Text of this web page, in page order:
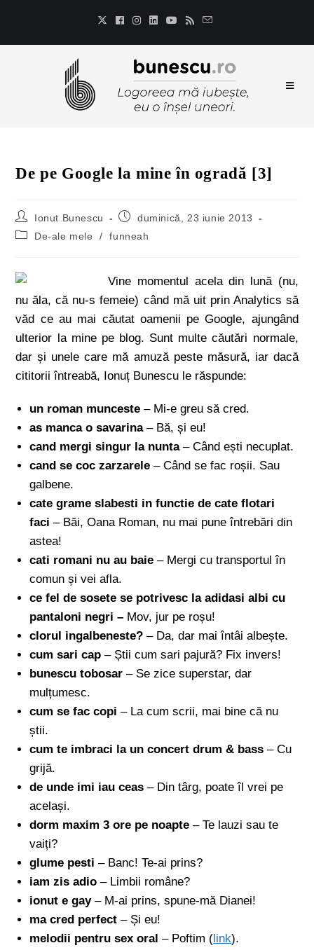
De pe Google la mine în ogradă [3]
Ionut Bunescu
duminică, 23 iunie 2013
De-ale mele
/ funneah
Vine momentul acela din lună (nu,
nu ăla, că nu-s femeie) când mă uit prin Analytics să
văd ce au mai căutat oamenii pe Google, ajungând
ulterior la mine pe blog. Sunt multe căutări normale,
dar și unele care mă amuză peste măsură, iar dacă
cititorii întreabă, Ionuț Bunescu le răspunde:
un roman munceste– Mi-e greu să cred.
as manca o savarina– Bă, și eu!
cand mergi singur la nunta– Când ești necuplat.
cand se coc zarzarele – Când se fac roșii. Sau
galbene.
cate grame slabesti in functie de cate flotari
faci – Băi, Oana Roman, nu mai pune întrebări din
astea!
cati romani nu au baie – Mergi cu transportul în
comun și vei afla.
ce fel de sosete se potrivesc la adidasi albi cu
pantaloni negri – Mov, jur pe roșu!
clorul ingalbeneste? – Da, dar mai întâi albește.
cum sari cap – Știi cum sari pajură? Fix invers!
bunescu tobosar – Se zice superstar, dar
mulțumesc.
cum se fac copi – La cum scrii, mai bine că nu
știi.
cum te imbraci la un concert drum & bass – Cu
grijă.
de unde imi iau ceas – Din târg, poate îl vrei pe
același.
dorm maxim 3 ore pe noapte – Te lauzi sau te
vaiți?
glume pesti – Banc! Te-ai prins?
iam zis adio – Limbii române?
ionut e gay– M-ai prins, spune-mă Dianei!
ma cred perfect – Și eu!
melodii pentru sex oral – Poftim (link).